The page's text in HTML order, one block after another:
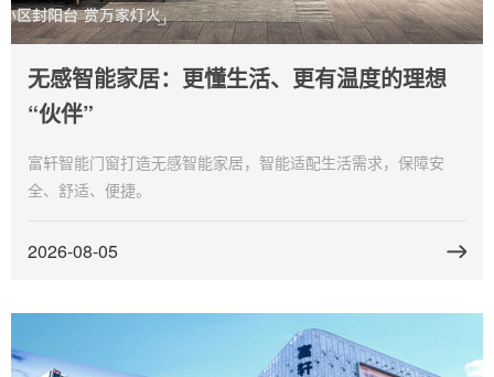
无感智能家居：更懂生活、更有温度的理想
“伙伴”
富轩智能门窗打造无感智能家居，智能适配生活需求，保障安
全、舒适、便捷。
2026-08-05